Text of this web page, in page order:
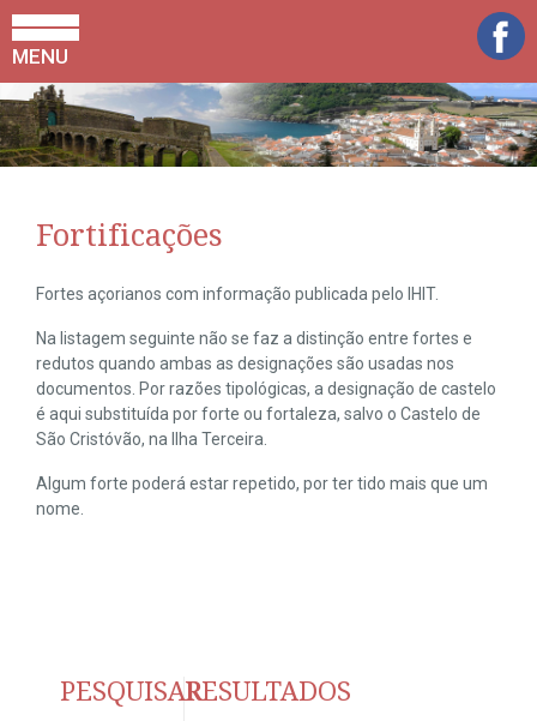
MENU
Fortificações
Fortes açorianos com informação publicada pelo IHIT.
Na listagem seguinte não se faz a distinção entre fortes e
redutos quando ambas as designações são usadas nos
documentos. Por razões tipológicas, a designação de castelo
é aqui substituída por forte ou fortaleza, salvo o Castelo de
São Cristóvão, na Ilha Terceira.
Algum forte poderá estar repetido, por ter tido mais que um
nome.
PESQUISARRESULTADOS